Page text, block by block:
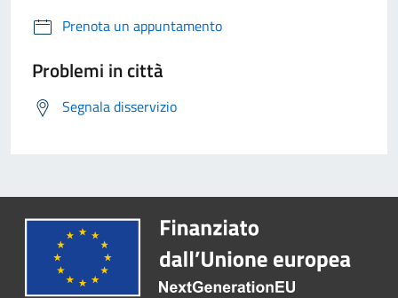
Prenota un appuntamento
Problemi in città
Segnala disservizio